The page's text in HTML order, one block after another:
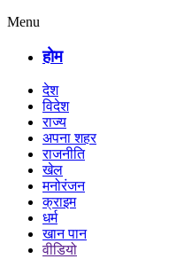
Menu
होम
देश
विदेश
राज्य
अपना शहर
राजनीति
खेल
मनोरंजन
क्राइम
धर्म
खान पान
वीडियो